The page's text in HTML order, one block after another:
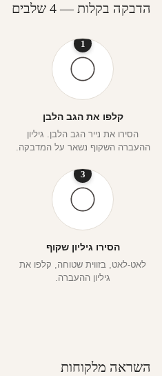
הדבקה בקלות — 4 שלבים
1
קלפו את הגב הלבן
הסירו את נייר הגב הלבן. גיליון
ההעברה השקוף נשאר על המדבקה.
3
הסירו גיליון שקוף
לאט-לאט, בזווית שטוחה, קלפו את
גיליון ההעברה.
השראה מלקוחות